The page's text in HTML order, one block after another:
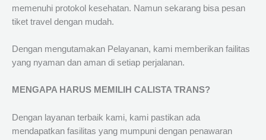
memenuhi protokol kesehatan. Namun sekarang bisa pesan
tiket travel dengan mudah.
Dengan mengutamakan Pelayanan, kami memberikan failitas
yang nyaman dan aman di setiap perjalanan.
MENGAPA HARUS MEMILIH CALISTA TRANS?
Dengan layanan terbaik kami, kami pastikan ada
mendapatkan fasilitas yang mumpuni dengan penawaran